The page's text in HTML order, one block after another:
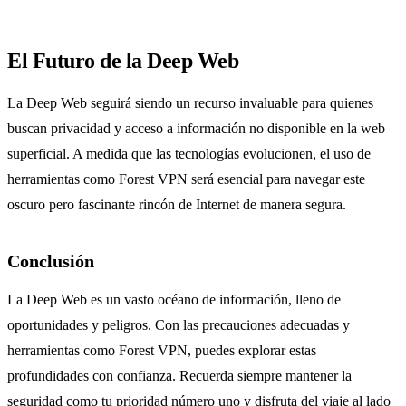
El Futuro de la Deep Web
La Deep Web seguirá siendo un recurso invaluable para quienes
buscan privacidad y acceso a información no disponible en la web
superficial. A medida que las tecnologías evolucionen, el uso de
herramientas como Forest VPN será esencial para navegar este
oscuro pero fascinante rincón de Internet de manera segura.
Conclusión
La Deep Web es un vasto océano de información, lleno de
oportunidades y peligros. Con las precauciones adecuadas y
herramientas como Forest VPN, puedes explorar estas
profundidades con confianza. Recuerda siempre mantener la
seguridad como tu prioridad número uno y disfruta del viaje al lado